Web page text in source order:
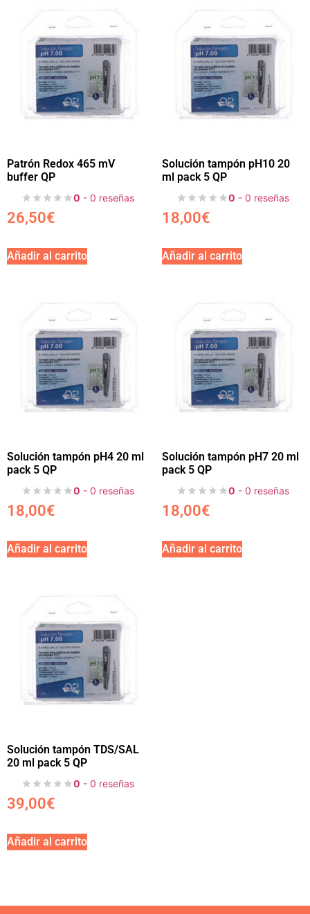
Patrón Redox 465 mV
buffer QP
0 - 0 reseñas
26,50€
Añadir al carrito
Solución tampón pH10 20
ml pack 5 QP
0 - 0 reseñas
18,00€
Añadir al carrito
Solución tampón pH4 20 ml
pack 5 QP
0 - 0 reseñas
18,00€
Añadir al carrito
Solución tampón pH7 20 ml
pack 5 QP
0 - 0 reseñas
18,00€
Añadir al carrito
Solución tampón TDS/SAL
20 ml pack 5 QP
0 - 0 reseñas
39,00€
Añadir al carrito